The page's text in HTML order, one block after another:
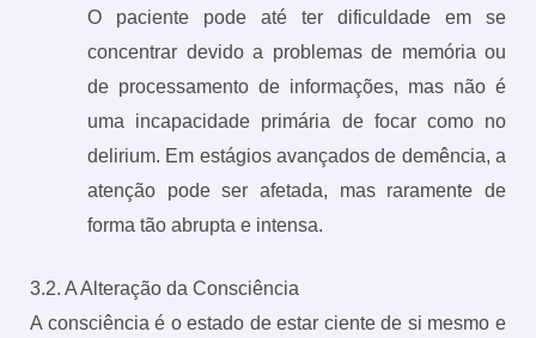
O paciente pode até ter dificuldade em se
concentrar devido a problemas de memória ou
de processamento de informações, mas não é
uma incapacidade primária de focar como no
delirium. Em estágios avançados de demência, a
atenção pode ser afetada, mas raramente de
forma tão abrupta e intensa.
3.2. A Alteração da Consciência
A consciência é o estado de estar ciente de si mesmo e